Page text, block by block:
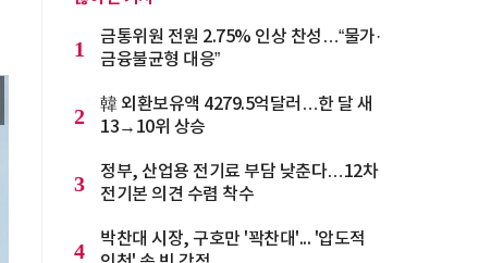
1
금통위원 전원 2.75% 인상 찬성…“물가·
금융불균형 대응”
2
韓 외환보유액 4279.5억달러…한 달 새
13→10위 상승
3
정부, 산업용 전기료 부담 낮춘다…12차
전기본 의견 수렴 착수
4
박찬대 시장, 구호만 '꽉찬대'... '압도적